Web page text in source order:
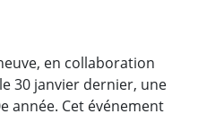
en collaboration
30 janvier dernier, une
année. Cet événement